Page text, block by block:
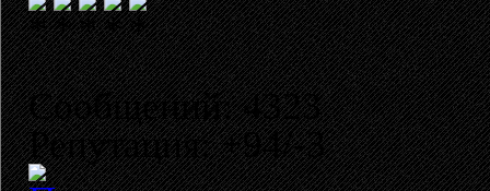
Сообщений: 4323
Репутация: +94/-3